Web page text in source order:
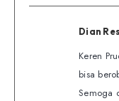
Dian
Keren
bisa
Semoga